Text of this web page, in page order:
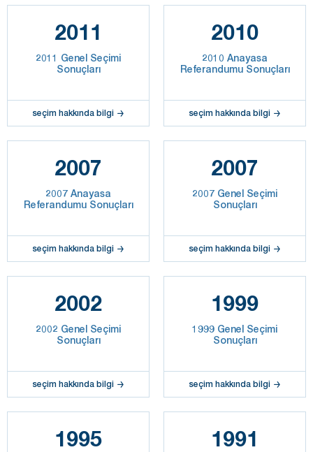
2011
2011 Genel Seçimi
Sonuçları
seçim hakkında bilgi
2010
2010 Anayasa
Referandumu Sonuçları
seçim hakkında bilgi
2007
2007 Anayasa
Referandumu Sonuçları
seçim hakkında bilgi
2007
2007 Genel Seçimi
Sonuçları
seçim hakkında bilgi
2002
2002 Genel Seçimi
Sonuçları
seçim hakkında bilgi
1999
1999 Genel Seçimi
Sonuçları
seçim hakkında bilgi
1995 1991